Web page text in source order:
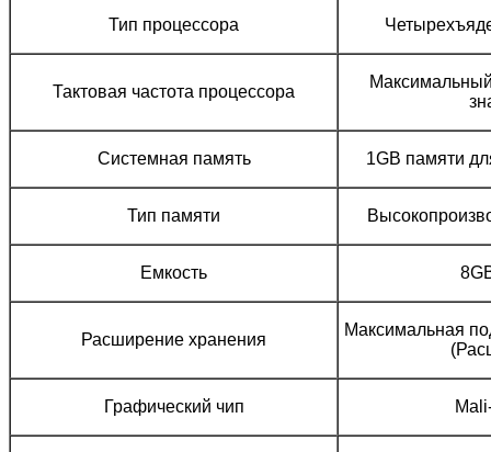
Тип процессора
Тактовая частота процессора
Системная память 1GB памяти
Тип памяти
Емкость
Расширение хранения
Максимальная
Графический чип